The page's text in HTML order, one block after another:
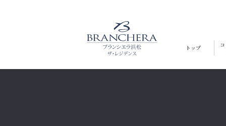
トップ